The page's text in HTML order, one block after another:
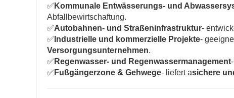
✅ Kommunale Entwässerungs- und
Abfallbewirtschaftung.
✅Autobahnen- und Straßeninfrastruktur-
✅ Industrielle und kommerzielle Projekte-
Versorgungsunternehmen.
✅ Regenwasser- und Regenwassermanagement
✅ Fußgängerzone & Gehwege- liefert asichere